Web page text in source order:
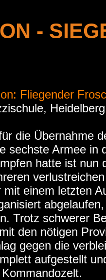
-
Fliegender
Heidelberg
die Übernahme
sechste Armee in
hatte ist nun
mit einem letzten
Trotz schwerer
den nötigen
gegen die
aufgestellt